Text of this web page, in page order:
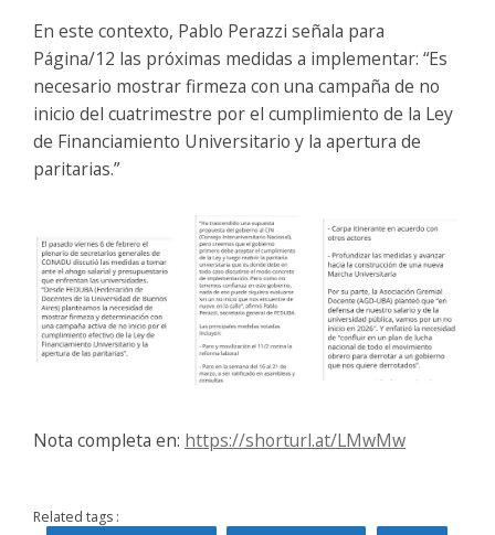
En este contexto, Pablo Perazzi señala para
Página/12 las próximas medidas a implementar: “Es
necesario mostrar firmeza con una campaña de no
inicio del cuatrimestre por el cumplimiento de la Ley
de Financiamiento Universitario y la apertura de
paritarias.”
Nota completa en: https://shorturl.at/LMwMw
Related tags :